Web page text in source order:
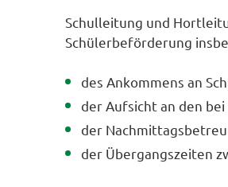
Schulleitung und
Schülerbeförderung
des Ankommens an
der Aufsicht an den
der
der Übergangszeiten